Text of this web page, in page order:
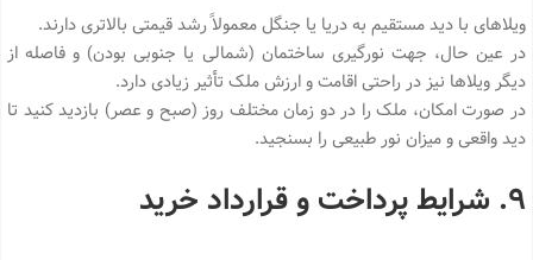
ویلاهای با دید مستقیم به دریا یا جنگل معمولاً رشد قیمتی بالاتری دارند.
در عین حال، جهت نورگیری ساختمان (شمالی یا جنوبی بودن) و فاصله از
دیگر ویلاها نیز در راحتی اقامت و ارزش ملک تأثیر زیادی دارد.
در صورت امکان، ملک را در دو زمان مختلف روز (صبح و عصر) بازدید کنید تا
دید واقعی و میزان نور طبیعی را بسنجید.
۹. شرایط پرداخت و قرارداد خرید